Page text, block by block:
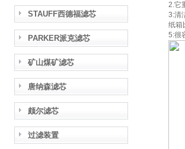
STAUFF西德福滤芯
PARKER派克滤芯
矿山煤矿滤芯
唐纳森滤芯
颇尔滤芯
过滤装置
2.它
3:清
纸箱
5:很